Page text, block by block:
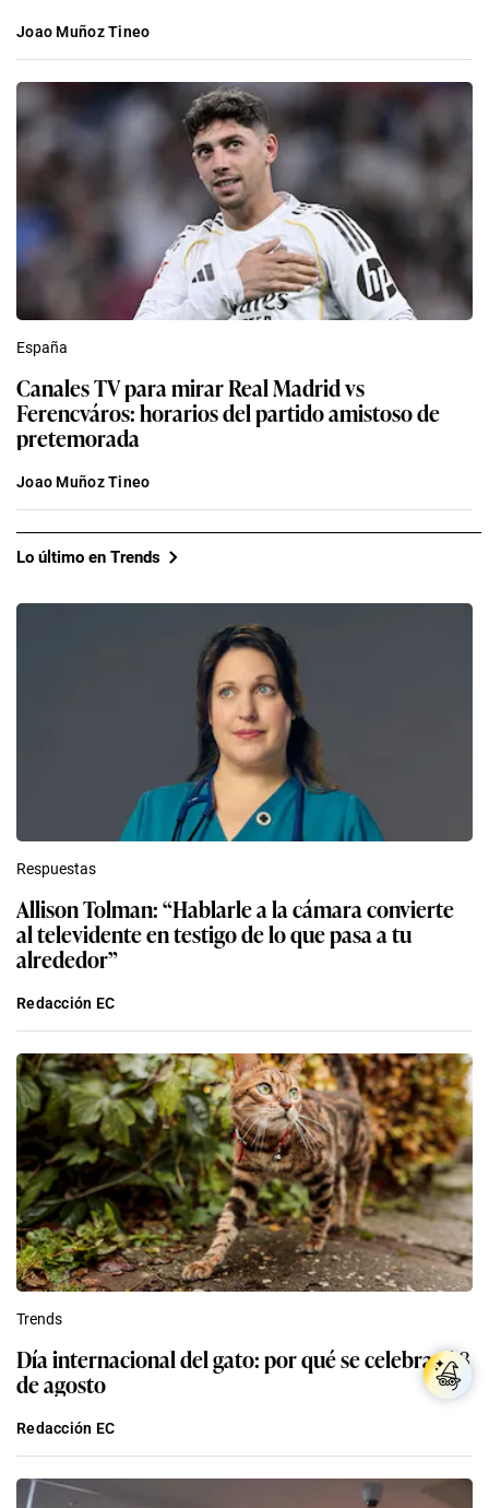
Joao Muñoz Tineo
España
Canales TV para mirar Real Madrid vs
Ferencváros: horarios del partido amistoso de
pretemorada
Joao Muñoz Tineo
Lo último en Trends
Respuestas
Allison Tolman: “Hablarle a la cámara convierte
al televidente en testigo de lo que pasa a tu
alrededor”
Redacción EC
Trends
Día internacional del gato: por qué se celebra el 8
de agosto
Redacción EC